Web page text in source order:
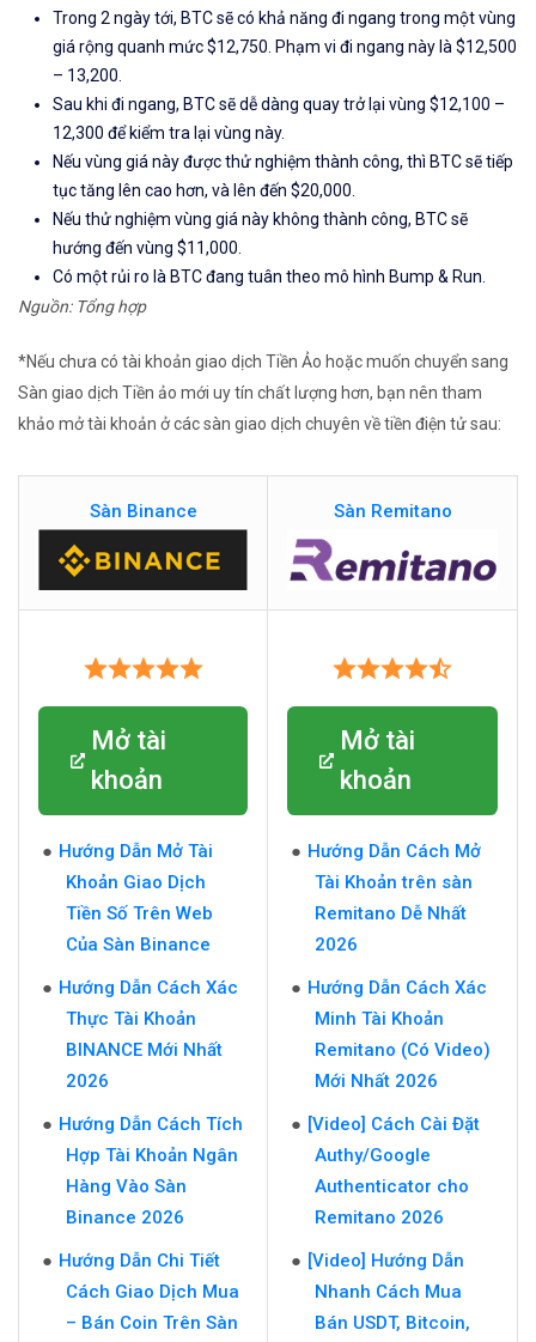
Trong 2 ngày tới, BTC sẽ có khả năng đi ngang trong một vùng
giá rộng quanh mức $12,750. Phạm vi đi ngang này là $12,500
– 13,200.
Sau khi đi ngang, BTC sẽ dễ dàng quay trở lại vùng $12,100 –
12,300 để kiểm tra lại vùng này.
Nếu vùng giá này được thử nghiệm thành công, thì BTC sẽ tiếp
tục tăng lên cao hơn, và lên đến $20,000.
Nếu thử nghiệm vùng giá này không thành công, BTC sẽ
hướng đến vùng $11,000.
Có một rủi ro là BTC đang tuân theo mô hình Bump & Run.
Nguồn: Tổng hợp
*Nếu chưa có tài khoản giao dịch Tiền Ảo hoặc muốn chuyển sang
Sàn giao dịch Tiền ảo mới uy tín chất lượng hơn, bạn nên tham
khảo mở tài khoản ở các sàn giao dịch chuyên về tiền điện tử sau:
Sàn Binance Sàn Remitano
Mở tài
khoản
Hướng Dẫn Mở Tài
Khoản Giao Dịch
Tiền Số Trên Web
Của Sàn Binance
Hướng Dẫn Cách Xác
Thực Tài Khoản
BINANCE Mới Nhất
2026
Hướng Dẫn Cách Tích
Hợp Tài Khoản Ngân
Hàng Vào Sàn
Binance 2026
Hướng Dẫn Chi Tiết
Cách Giao Dịch Mua
– Bán Coin Trên Sàn
Mở tài
khoản
Hướng Dẫn Cách Mở
Tài Khoản trên sàn
Remitano Dễ Nhất
2026
Hướng Dẫn Cách Xác
Minh Tài Khoản
Remitano (Có Video)
Mới Nhất 2026
[Video] Cách Cài Đặt
Authy/Google
Authenticator cho
Remitano 2026
[Video] Hướng Dẫn
Nhanh Cách Mua
Bán USDT, Bitcoin,